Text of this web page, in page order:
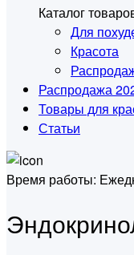
Каталог
Для
Красота
Распродажа
Товары для
Статьи
Время работы: